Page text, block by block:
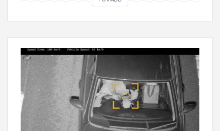
m
e
t
t
o
b
a